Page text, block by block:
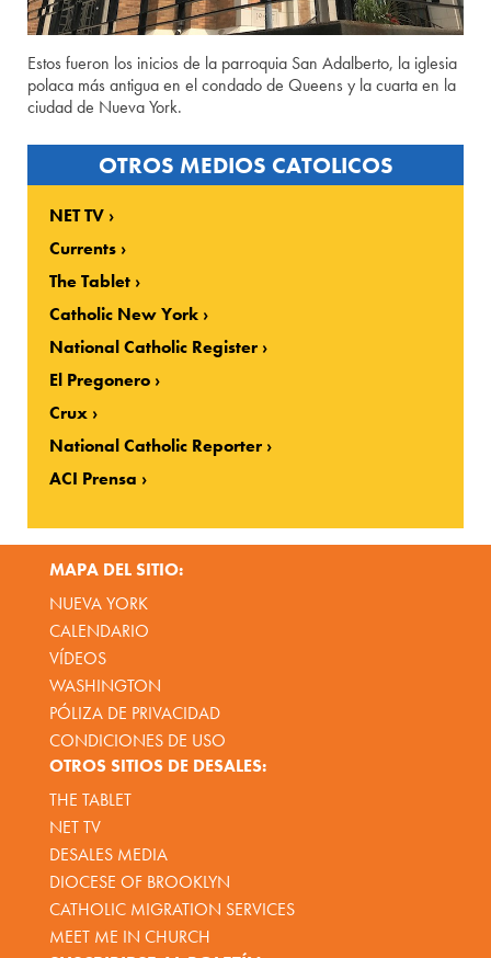
Estos fueron los inicios de la parroquia San Adalberto, la iglesia
polaca más antigua en el condado de Queens y la cuarta en la
ciudad de Nueva York.
OTROS MEDIOS CATOLICOS
NET TV
Currents
The Tablet
Catholic New York
National Catholic Register
El Pregonero
Crux
National Catholic Reporter
ACI Prensa
MAPA DEL SITIO:
NUEVA YORK
CALENDARIO
VÍDEOS
WASHINGTON
PÓLIZA DE PRIVACIDAD
CONDICIONES DE USO
OTROS SITIOS DE DESALES:
THE TABLET
NET TV
DESALES MEDIA
DIOCESE OF BROOKLYN
CATHOLIC MIGRATION SERVICES
MEET ME IN CHURCH